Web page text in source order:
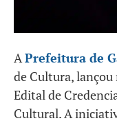
APrefeitura de
de Cultura,
Edital de
Cultural. A